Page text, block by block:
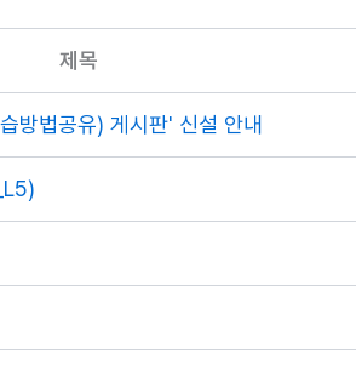
제목
방법공유) 게시판' 신설 안내